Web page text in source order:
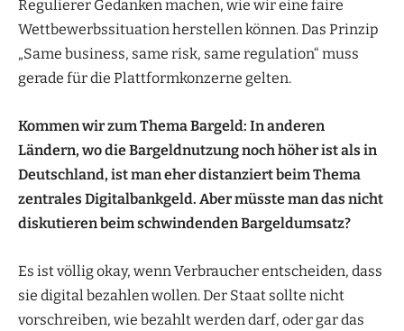
Regulierer Gedanken machen, wie wir eine faire
Wettbewerbssituation herstellen können. Das Prinzip
„Same business, same risk, same regulation“ muss
gerade für die Plattformkonzerne gelten.
Kommen wir zum Thema Bargeld: In anderen
Ländern, wo die Bargeldnutzung noch höher ist als in
Deutschland, ist man eherdistanziert beim Thema
zentrales Digitalbankgeld. Aber müsste man das nicht
diskutieren beim schwindenden Bargeldumsatz?
Es ist völlig okay, wenn Verbraucher entscheiden, dass
sie digital bezahlen wollen. Der Staat sollte nicht
vorschreiben, wie bezahlt werden darf, oder gar das